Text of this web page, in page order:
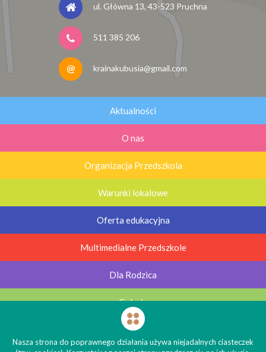
ul. Główna 13, 43-523 Pruchna
511 385 206
krainakubusia@gmail.com
Aktualności
O nas
Organizacja Przedszkola
Warunki lokalowe
Oferta edukacyjna
Multimedialne Przedszkole
Dla Rodzica
Galerie
Kontakt
Nasza strona do poprawnego działania używa niejadalnych ciasteczek